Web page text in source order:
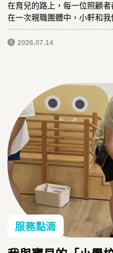
在育兒的路上，每一位照顧
在一次親職團體中，小軒和
2026.07.14
服務點滴